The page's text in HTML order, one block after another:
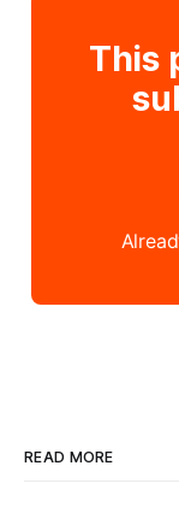
This
READ MORE